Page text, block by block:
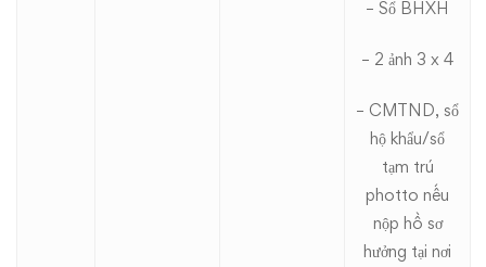
– Sổ BHXH
– 2 ảnh 3 x 4
– CMTND, sổ
hộ khẩu/sổ
tạm trú
photto nếu
nộp hồ sơ
hưởng tại nơi